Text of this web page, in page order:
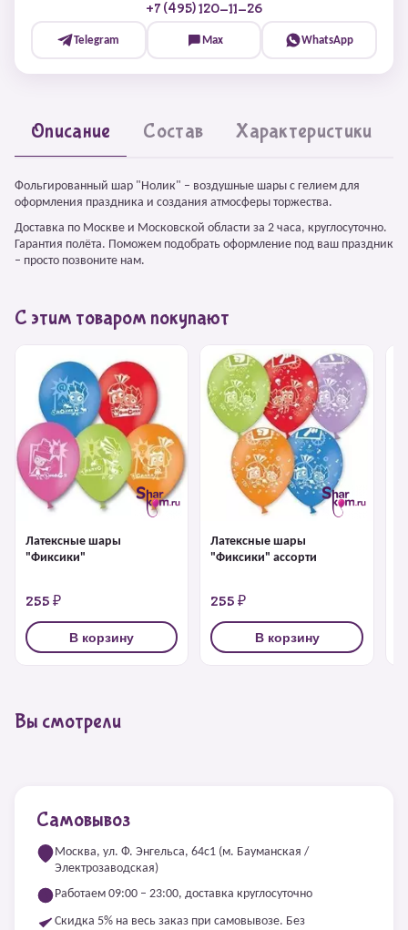
+7 (495) 120-11-26
Telegram Max WhatsApp
Описание Состав Характеристики
Фольгированный шар "Нолик" – воздушные шары с гелием для
оформления праздника и создания атмосферы торжества.
Доставка по Москве и Московской области за 2 часа, круглосуточно.
Гарантия полёта. Поможем подобрать оформление под ваш праздник
– просто позвоните нам.
С этим товаром покупают
Латексные шары
"Фиксики"
255 ₽
В корзину
Латексные шары
"Фиксики" ассорти
255 ₽
В корзину
Вы смотрели
Самовывоз
Москва, ул. Ф. Энгельса, 64с1 (м. Бауманская /
Электрозаводская)
Работаем 09:00 – 23:00, доставка круглосуточно
Скидка 5% на весь заказ при самовывозе. Без